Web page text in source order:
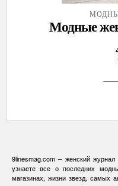
Модные
9linesmag.com – женский
узнаете все о последних
магазинах, жизни звезд, самых